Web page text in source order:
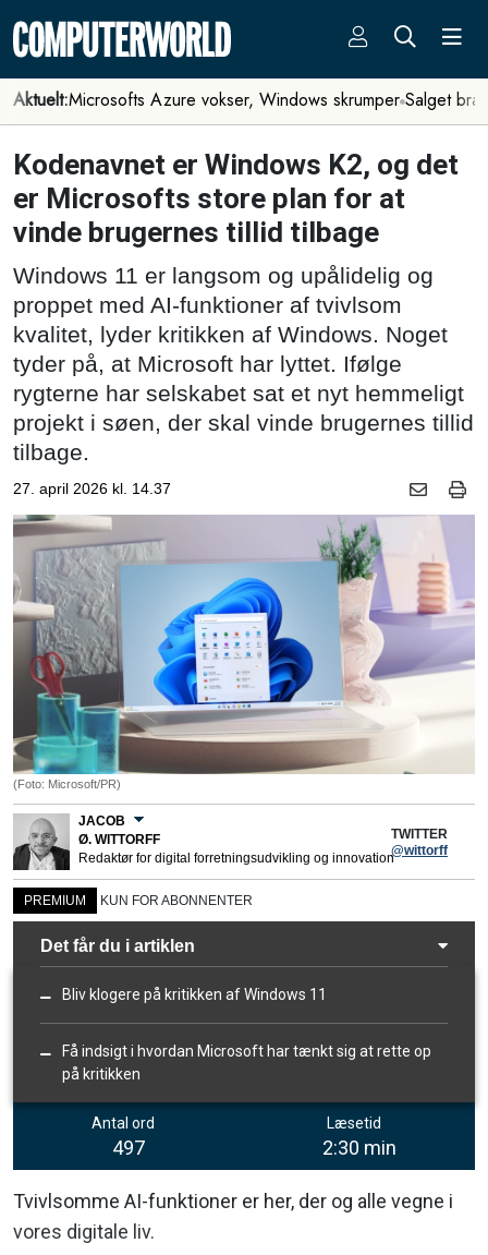
Aktuelt:Microsofts Azure vokser, Windows skrumper Salget
Kodenavnet er Windows K2, og det
er Microsofts store plan for at
vinde brugernes tillid tilbage
Windows 11 er langsom og upålidelig og
proppet med AI-funktioner af tvivlsom
kvalitet, lyder kritikken af Windows. Noget
tyder på, at Microsoft har lyttet. Ifølge
rygterne har selskabet sat et nyt hemmeligt
projekt i søen, der skal vinde brugernes tillid
tilbage.
27. april 2026 kl. 14.37
(Foto: Microsoft/PR)
JACOB
Ø. WITTORFF
Redaktør for digital forretningsudvikling og innovation
TWITTER
@wittorff
PREMIUM KUN FOR ABONNENTER
Det får du i artiklen
Bliv klogere på kritikken af Windows 11
Få indsigt i hvordan Microsoft har tænkt sig at rette op
på kritikken
Antal ord
497
Læsetid
2:30 min
Tvivlsomme AI-funktioner er her, der og alle vegne i
vores digitale liv.